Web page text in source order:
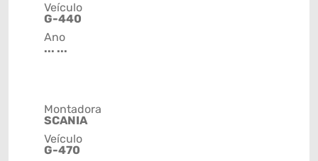
Veículo
G-440
Ano
... ...
Montadora
SCANIA
Veículo
G-470